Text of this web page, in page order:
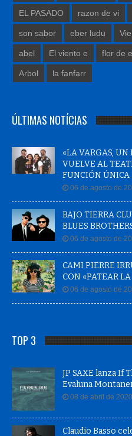
EL PASADO razon de vi
son sabor eber ludu
abel El viento e flor de
Arbol la fanfarr
ÚLTIMAS NOTÍCIAS
«LA VARGAS, UN
VUELVE AL
FUNCIÓN ÚNICA
06 de agosto de
BAJO TIERRA
BLUES
06 de agosto de
CAMI PIERRE
CON «PATEAR
06 de agosto de
TOP 3
JP SAXE lanza If
Evaluna
08 de abril de
Claudio Basso